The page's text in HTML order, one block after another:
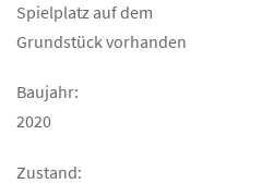
Spielplatz auf dem
Grundstück vorhanden
Baujahr:
2020
Zustand: